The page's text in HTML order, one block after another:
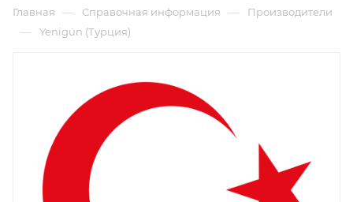
Главная — Справочная информация — Производители
— Yenigün (Турция)